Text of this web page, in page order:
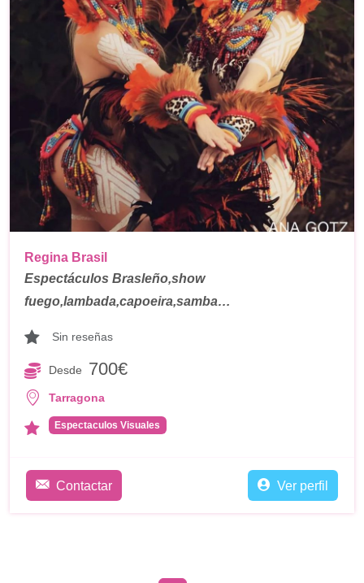
Regina Brasil
Espectáculos Brasleño,show
fuego,lambada,capoeira,samba…
Sin reseñas
Desde 700€
Tarragona
Espectaculos Visuales
Contactar Ver perfil